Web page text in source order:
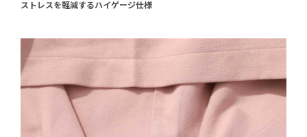
ストレスを軽減するハイゲージ仕様